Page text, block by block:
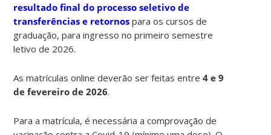
resultado final do processo seletivo de
transferências e retornos para os cursos de
graduação, para ingresso no primeiro semestre
letivo de 2026.
As matrículas online deverão ser feitas entre4 e 9
de fevereiro de 2026.
Para a matrícula, é necessária a comprovação de